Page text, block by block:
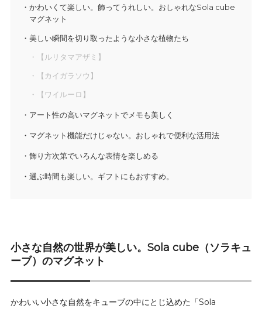
かわいくて楽しい。飾ってうれしい。おしゃれなSola cube
マグネット
美しい瞬間を切り取ったような小さな植物たち
【ルリタマアザミ】
【カイガラソウ】
【ワイルーロ】
アート性の高いマグネットでメモも美しく
マグネット機能だけじゃない。おしゃれで便利な活用法
飾り方次第でいろんな表情を楽しめる
選ぶ時間も楽しい。ギフトにもおすすめ。
小さな自然の世界が美しい。Sola cube（ソラキュ
ーブ）のマグネット
かわいい小さな自然をキューブの中にとじ込めた「Sola